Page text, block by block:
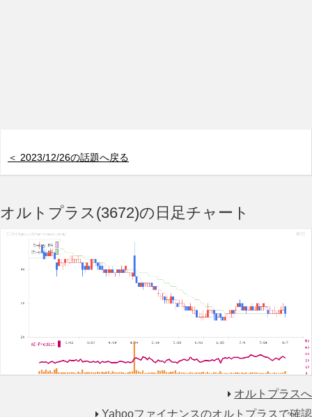
＜ 2023/12/26の話題へ戻る
オルトプラス(3672)の日足チャート
オルトプラスへ
Yahooファイナンスのオルトプラスで確認